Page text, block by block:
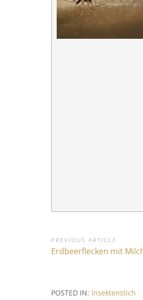
B
e
t
PREVIOUS ARTICLE
P
i
Erdbeerflecken mit
POSTED IN: Insektenstich